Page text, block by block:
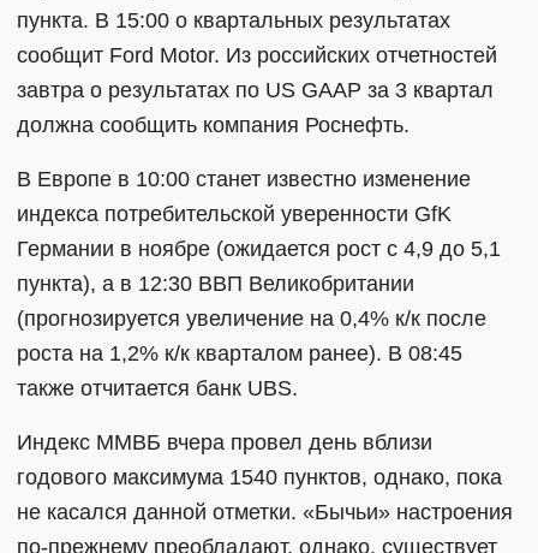
пункта. В 15:00 о квартальных результатах
сообщит Ford Motor. Из российских отчетностей
завтра о результатах по US GAAP за 3 квартал
должна сообщить компания Роснефть.
В Европе в 10:00 станет известно изменение
индекса потребительской уверенности GfK
Германии в ноябре (ожидается рост с 4,9 до 5,1
пункта), а в 12:30 ВВП Великобритании
(прогнозируется увеличение на 0,4% к/к после
роста на 1,2% к/к кварталом ранее). В 08:45
также отчитается банк UBS.
Индекс ММВБ вчера провел день вблизи
годового максимума 1540 пунктов, однако, пока
не касался данной отметки. «Бычьи» настроения
по-прежнему преобладают, однако, существует